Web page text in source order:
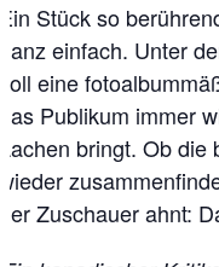
Ein Stück so
ganz einfach. Unter
soll eine
das Publikum immer
Lachen bringt. Ob die
wieder
der Zuschauer ahnt: